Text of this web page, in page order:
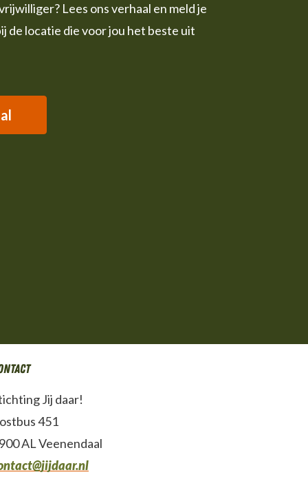
Lees ons verhaal en meld je
de locatie die voor jou het beste uit
Jij daar!
451
AL Veenendaal